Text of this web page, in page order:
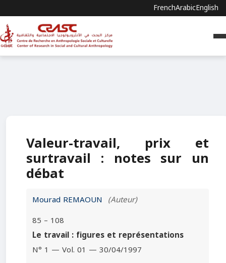
FrenchArabicEnglish
Valeur-travail, prix et
surtravail : notes sur un
débat
Mourad REMAOUN (Auteur)
85 – 108
Le travail : figures et représentations
N° 1 — Vol. 01 — 30/04/1997